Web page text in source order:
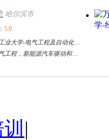
哈尔滨市
5.0
业大学-电气工程及自动化学院
工程，新能源汽车驱动和充电
杭州市
大学
|